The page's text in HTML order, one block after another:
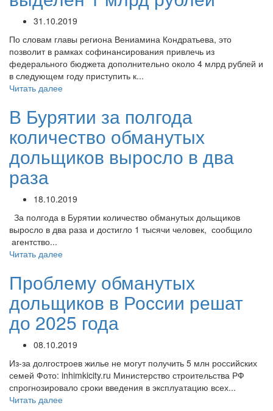
31.10.2019
По словам главы региона Вениамина Кондратьева, это
позволит в рамках софинансирования привлечь из
федерального бюджета дополнительно около 4 млрд рублей и
в следующем году приступить к...
Читать далее
В Бурятии за полгода
количество обманутых
дольщиков выросло в два
раза
18.10.2019
За полгода в Бурятии количество обманутых дольщиков
выросло в два раза и достигло 1 тысячи человек, сообщило
агентство...
Читать далее
Проблему обманутых
дольщиков в России решат
до 2025 года
08.10.2019
Из-за долгостроев жилье не могут получить 5 млн российских
семей Фото: inhimkicity.ru Министерство строительства РФ
спрогнозировало сроки введения в эксплуатацию всех...
Читать далее